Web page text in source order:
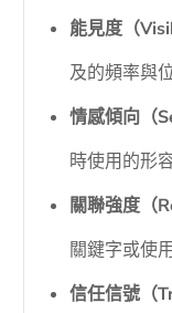
能見度（
及的頻率與
情感傾向（
時使用的形
關聯強度（
關鍵字或使
信任信號（